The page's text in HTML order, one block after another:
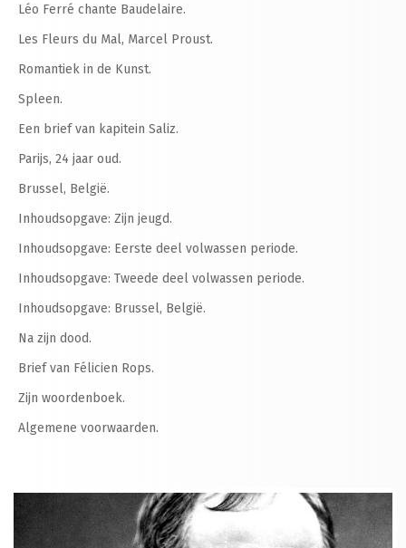
Léo Ferré chante Baudelaire.
Les Fleurs du Mal, Marcel Proust.
Romantiek in de Kunst.
Spleen.
Een brief van kapitein Saliz.
Parijs, 24 jaar oud.
Brussel, België.
Inhoudsopgave: Zijn jeugd.
Inhoudsopgave: Eerste deel volwassen periode.
Inhoudsopgave: Tweede deel volwassen periode.
Inhoudsopgave: Brussel, België.
Na zijn dood.
Brief van Félicien Rops.
Zijn woordenboek.
Algemene voorwaarden.